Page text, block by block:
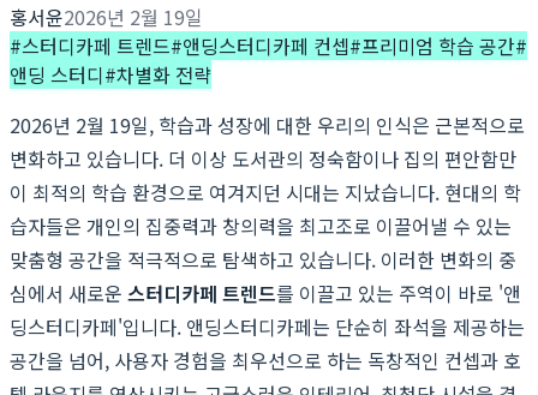
홍서윤2026년 2월 19일
#스터디카페 트렌드#앤딩스터디카페 컨셉#프리미엄 학습 공간#
앤딩 스터디#차별화 전략
2026년 2월 19일, 학습과 성장에 대한 우리의 인식은 근본적으로
변화하고 있습니다. 더 이상 도서관의 정숙함이나 집의 편안함만
이 최적의 학습 환경으로 여겨지던 시대는 지났습니다. 현대의 학
습자들은 개인의 집중력과 창의력을 최고조로 이끌어낼 수 있는
맞춤형 공간을 적극적으로 탐색하고 있습니다. 이러한 변화의 중
심에서 새로운 스터디카페 트렌드를 이끌고 있는 주역이 바로 '앤
딩스터디카페'입니다. 앤딩스터디카페는 단순히 좌석을 제공하는
공간을 넘어, 사용자 경험을 최우선으로 하는 독창적인 컨셉과 호